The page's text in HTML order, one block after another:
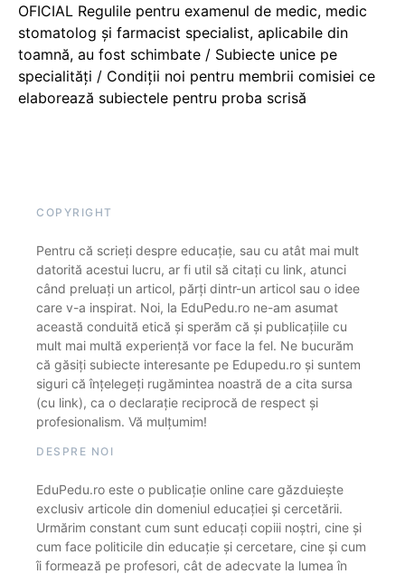
OFICIAL Regulile pentru examenul de medic, medic
stomatolog și farmacist specialist, aplicabile din
toamnă, au fost schimbate / Subiecte unice pe
specialități / Condiții noi pentru membrii comisiei ce
elaborează subiectele pentru proba scrisă
COPYRIGHT
Pentru că scrieți despre educație, sau cu atât mai mult
datorită acestui lucru, ar fi util să citați cu link, atunci
când preluați un articol, părți dintr-un articol sau o idee
care v-a inspirat. Noi, la EduPedu.ro ne-am asumat
această conduită etică și sperăm că și publicațiile cu
mult mai multă experiență vor face la fel. Ne bucurăm
că găsiți subiecte interesante pe Edupedu.ro și suntem
siguri că înțelegeți rugămintea noastră de a cita sursa
(cu link), ca o declarație reciprocă de respect și
profesionalism. Vă mulțumim!
DESPRE NOI
EduPedu.ro este o publicație online care găzduiește
exclusiv articole din domeniul educației și cercetării.
Urmărim constant cum sunt educați copiii noștri, cine și
cum face politicile din educație și cercetare, cine și cum
îi formează pe profesori, cât de adecvate la lumea în